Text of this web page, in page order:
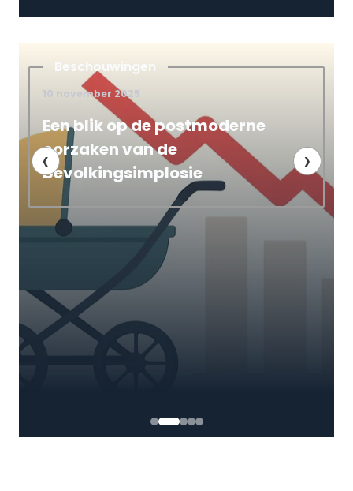
Satanisme
Bol.com haalt
uit de handel.
demonische
‹ ›